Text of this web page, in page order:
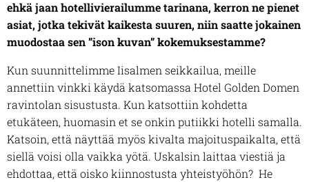
ehkä jaan hotellivierailumme tarinana, kerron ne pienet
asiat, jotka tekivät kaikesta suuren, niin saatte jokainen
muodostaa sen ”ison kuvan” kokemuksestamme?
Kun suunnittelimme Iisalmen seikkailua, meille
annettiin vinkki käydä katsomassa Hotel Golden Domen
ravintolan sisustusta. Kun katsottiin kohdetta
etukäteen, huomasin et se onkin putiikki hotelli samalla.
Katsoin, että näyttää myös kivalta majoituspaikalta, että
siellä voisi olla vaikka yötä. Uskalsin laittaa viestiä ja
ehdottaa, että oisko kiinnostusta yhteistyöhön? He